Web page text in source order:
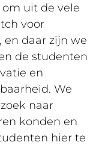
uit de vele
voor
en daar zijn we
de studenten
en
We
naar
konden en
hier te